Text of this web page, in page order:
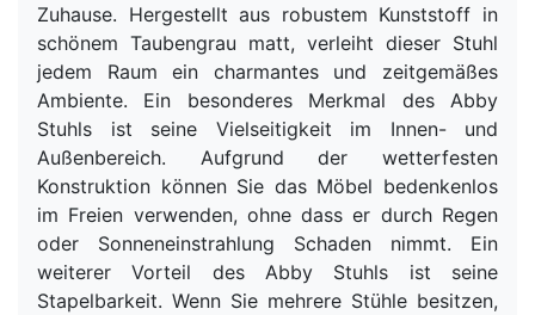
Zuhause. Hergestellt aus robustem Kunststoff in
schönem Taubengrau matt, verleiht dieser Stuhl
jedem Raum ein charmantes und zeitgemäßes
Ambiente. Ein besonderes Merkmal des Abby
Stuhls ist seine Vielseitigkeit im Innen- und
Außenbereich. Aufgrund der wetterfesten
Konstruktion können Sie das Möbel bedenkenlos
im Freien verwenden, ohne dass er durch Regen
oder Sonneneinstrahlung Schaden nimmt. Ein
weiterer Vorteil des Abby Stuhls ist seine
Stapelbarkeit. Wenn Sie mehrere Stühle besitzen,